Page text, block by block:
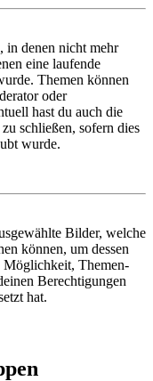
in denen nicht mehr
eine laufende
Themen können
oder
hast du auch die
schließen, sofern dies
wurde.
Bilder, welche
können, um dessen
Möglichkeit, Themen-
Berechtigungen
hat.